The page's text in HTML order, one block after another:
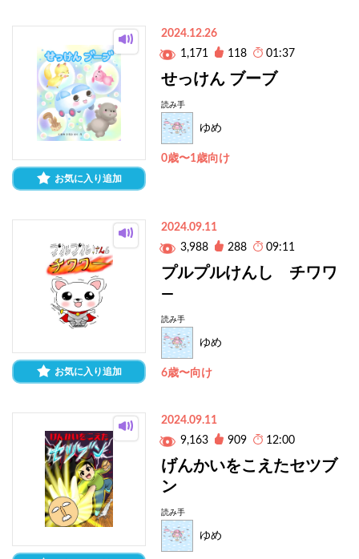
お気に入り追加
2024.12.26
1,171
118 01:37
せっけん ブーブ
読み手
ゆめ
0歳〜1歳向け
お気に入り追加
2024.09.11
3,988
288 09:11
プルプルけんし チワワ
―
読み手
ゆめ
6歳〜向け
2024.09.11
9,163
909 12:00
げんかいをこえたセツブ
ン
読み手
ゆめ